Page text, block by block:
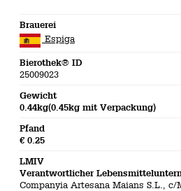
Brauerei
Espiga
Bierothek® ID
25009023
Gewicht
0.44kg(0.45kg mit Verpackung)
Pfand
€ 0.25
LMIV
Verantwortlicher
Companyia Artesana Maians S.L., c/